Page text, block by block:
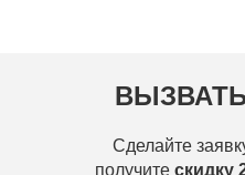
Сделайте
получите скидку